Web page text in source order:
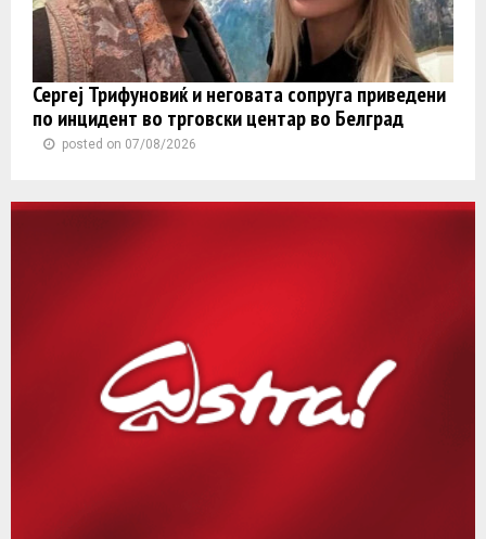
Сергеј Трифуновиќ и неговата сопруга приведени
по инцидент во трговски центар во Белград
posted on 07/08/2026